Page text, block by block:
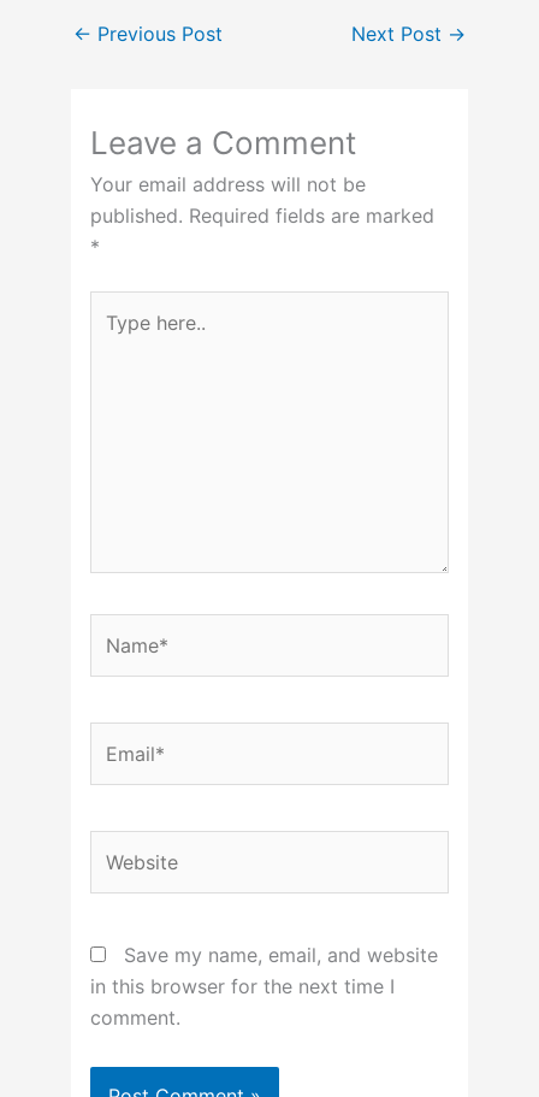
← Previous Post Next Post →
Leave a Comment
Your email address will not be
published. Required fields are marked
*
here..
Save my name, email, and website
in this browser for the next time I
comment.